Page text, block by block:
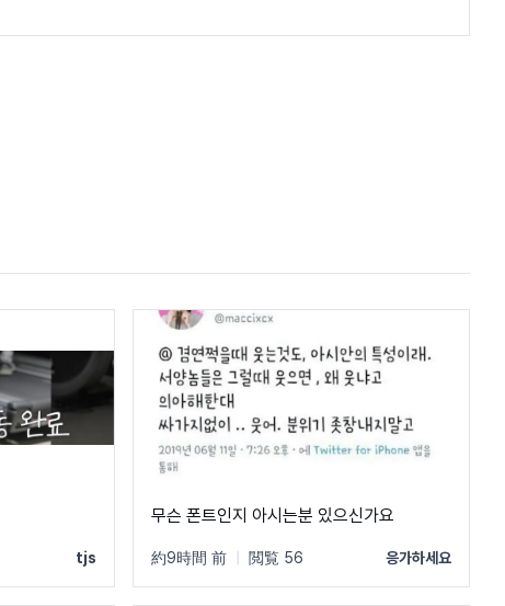
tjs
무슨 폰트인지 아시는분 있으신가요
約9時間 前 閲覧 56 응가하세요